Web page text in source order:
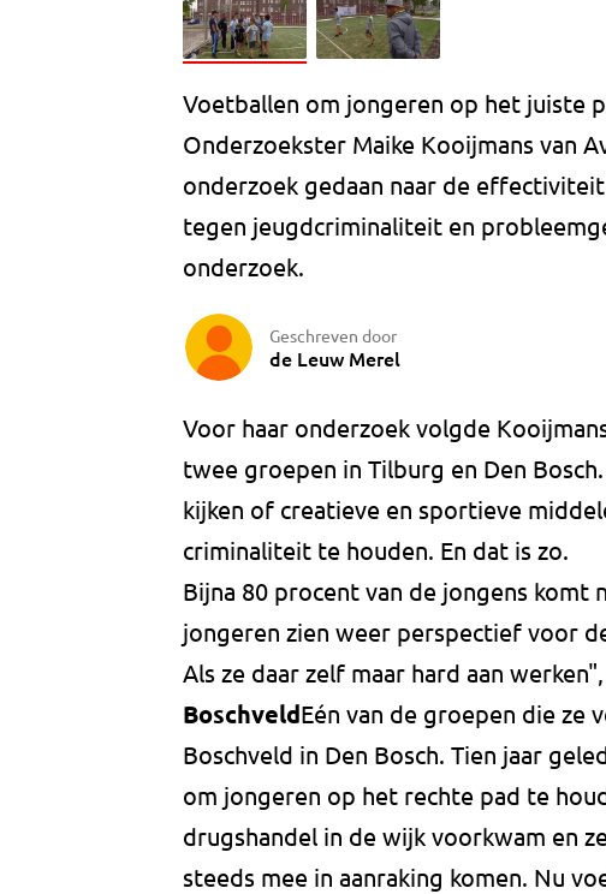
Voetballen om jongeren op het juiste
Onderzoekster Maike Kooijmans van
onderzoek gedaan naar de
tegen jeugdcriminaliteit en
onderzoek.
Geschreven door
de Leuw Merel
Voor haar onderzoek volgde
twee groepen in Tilburg en Den
kijken of creatieve en sportieve
criminaliteit te houden. En dat is zo.
Bijna 80 procent van de jongens komt
jongeren zien weer perspectief voor
Als ze daar zelf maar hard aan
BoschveldEén van de groepen die ze
Boschveld in Den Bosch. Tien jaar
om jongeren op het rechte pad te
drugshandel in de wijk voorkwam en
steeds mee in aanraking komen. Nu